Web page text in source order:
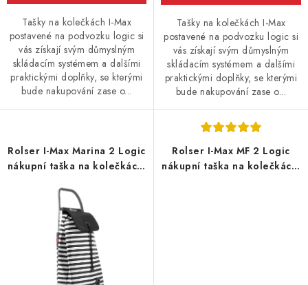
Tašky na kolečkách I-Max
postavené na podvozku logic si
vás získají svým důmyslným
skládacím systémem a dalšími
praktickými doplňky, se kterými
bude nakupování zase o...
Tašky na kolečkách I-Max
postavené na podvozku logic si
vás získají svým důmyslným
skládacím systémem a dalšími
praktickými doplňky, se kterými
bude nakupování zase o...
Rolser I-Max Marina 2 Logic
nákupní taška na kolečkách,
Rolser I-Max MF 2 Logic
nákupní taška na kolečkách,